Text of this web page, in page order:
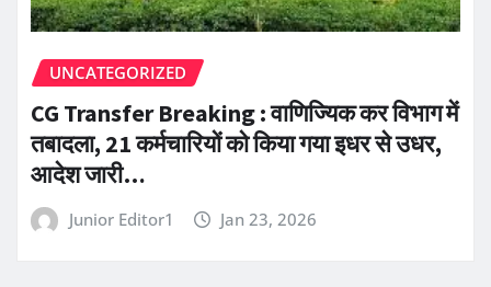
UNCATEGORIZED
CG Transfer Breaking : वाणिज्यिक कर विभाग में
तबादला, 21 कर्मचारियों को किया गया इधर से उधर,
आदेश जारी…
Junior Editor1 Jan 23, 2026